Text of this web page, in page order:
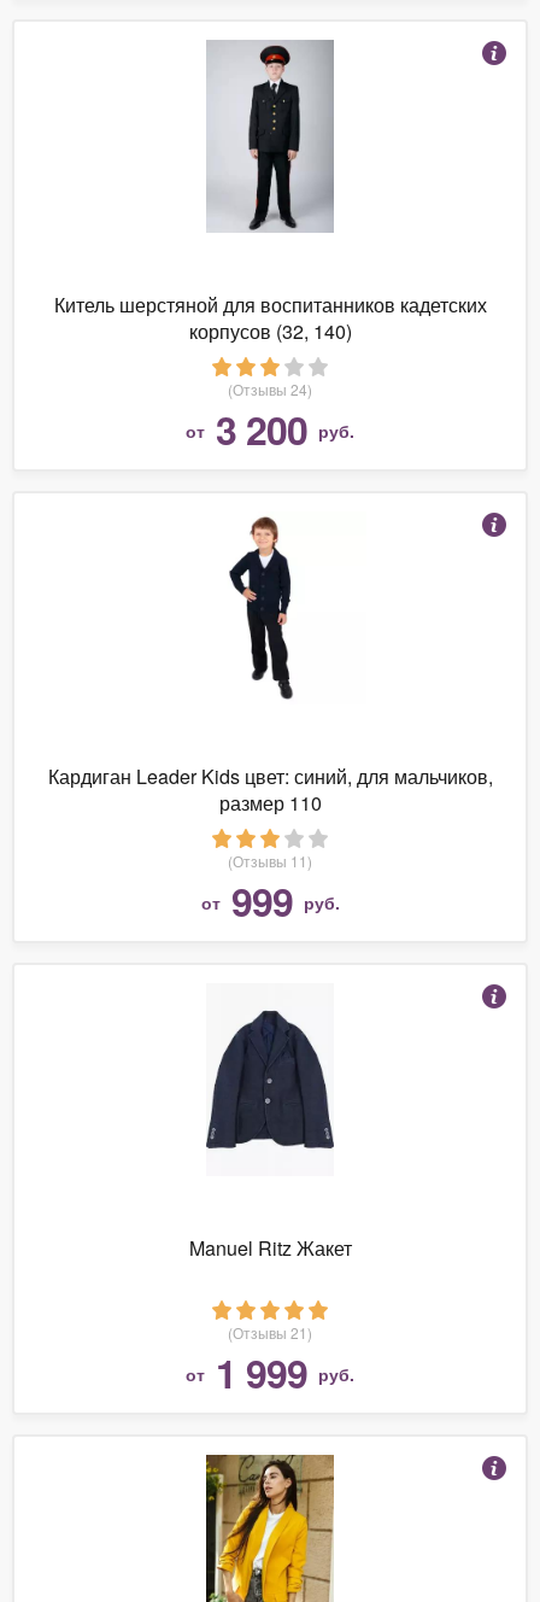
Китель шерстяной для воспитанников кадетских
корпусов (32, 140)
(Отзывы 24)
от 3 200 руб.
Кардиган Leader Kids цвет: синий, для мальчиков,
размер 110
(Отзывы 11)
от 999 руб.
Manuel Ritz Жакет
(Отзывы 21)
от 1 999 руб.